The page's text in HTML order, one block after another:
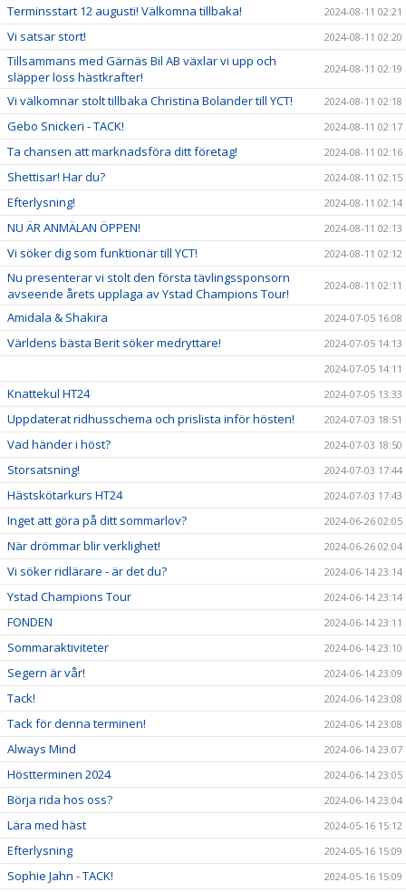
Terminsstart 12 augusti! Välkomna tillbaka! 2024-08-11 02:21
Vi satsar stort! 2024-08-11 02:20
Tillsammans med Gärnäs Bil AB växlar vi upp och
släpper loss hästkrafter!
2024-08-11 02:19
Vi välkomnar stolt tillbaka Christina Bolander till YCT! 2024-08-11 02:18
Gebo Snickeri - TACK! 2024-08-11 02:17
Ta chansen att marknadsföra ditt företag! 2024-08-11 02:16
Shettisar! Har du? 2024-08-11 02:15
Efterlysning! 2024-08-11 02:14
NU ÄR ANMÄLAN ÖPPEN! 2024-08-11 02:13
Vi söker dig som funktionär till YCT! 2024-08-11 02:12
Nu presenterar vi stolt den första tävlingssponsorn
avseende årets upplaga av Ystad Champions Tour!
2024-08-11 02:11
Amidala & Shakira 2024-07-05 16:08
Världens bästa Berit söker medryttare!
2024-07-05 14:13
2024-07-05 14:11
Knattekul HT24 2024-07-05 13:33
Uppdaterat ridhusschema och prislista inför hösten! 2024-07-03 18:51
Vad händer i höst? 2024-07-03 18:50
Storsatsning! 2024-07-03 17:44
Hästskötarkurs HT24 2024-07-03 17:43
Inget att göra på ditt sommarlov? 2024-06-26 02:05
När drömmar blir verklighet! 2024-06-26 02:04
Vi söker ridlärare - är det du? 2024-06-14 23:14
Ystad Champions Tour 2024-06-14 23:14
FONDEN 2024-06-14 23:11
Sommaraktiviteter 2024-06-14 23:10
Segern är vår! 2024-06-14 23:09
Tack! 2024-06-14 23:08
Tack för denna terminen! 2024-06-14 23:08
Always Mind 2024-06-14 23:07
Höstterminen 2024 2024-06-14 23:05
Börja rida hos oss? 2024-06-14 23:04
Lära med häst 2024-05-16 15:12
Efterlysning 2024-05-16 15:09
Sophie Jahn - TACK! 2024-05-16 15:09